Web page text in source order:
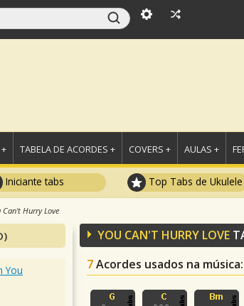
TABELA DE ACORDES + COVERS + AULAS +
Iniciante tabs Top Tabs de Ukulele
Can't Hurry Love
YOU CAN'T HURRY LOVE
7Acordes usados na música
You